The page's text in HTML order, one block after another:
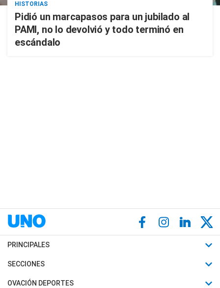
HISTORIAS
Pidió un marcapasos para un jubilado al
PAMI, no lo devolvió y todo terminó en
escándalo
PRINCIPALES
Últimas Noticias
Política
SECCIONES
Horóscopo
OVACIÓN DEPORTES